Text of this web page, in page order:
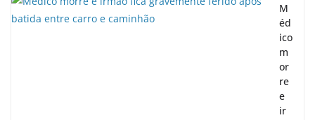
M
éd
ico
m
or
re
e
ir